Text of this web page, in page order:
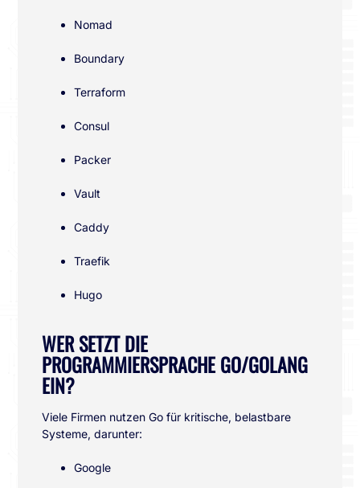
Nomad
Boundary
Terraform
Consul
Packer
Vault
Caddy
Traefik
Hugo
WER SETZT DIE
PROGRAMMIERSPRACHE GO/GOLANG
EIN?
Viele Firmen nutzen Go für kritische, belastbare
Systeme, darunter:
Google